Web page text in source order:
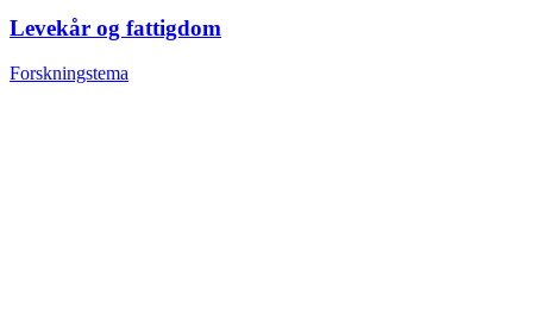
Levekår og fattigdom
Forskningstema